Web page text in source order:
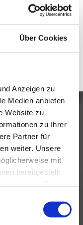
Über Cookies
Anzeigen zu
Medien anbieten
Website zu
zu Ihrer
Partner für
weiter. Unsere
mit
bereitgestellt
oder
an:
ODER NUTZEN